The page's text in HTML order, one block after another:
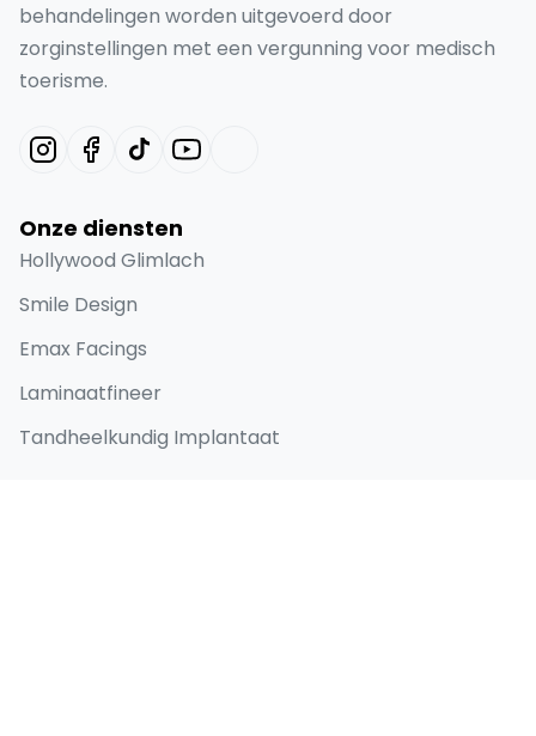
behandelingen worden uitgevoerd door
zorginstellingen met een vergunning voor medisch
toerisme.
Onze diensten
Hollywood Glimlach
Smile Design
Emax Facings
Laminaatfineer
Tandheelkundig Implantaat